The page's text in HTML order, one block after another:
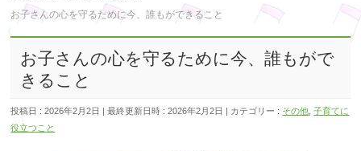
お子さんの心を守るために今、誰もができること
お子さんの心を守るために今、誰もがで
きること
投稿日 : 2026年2月2日 最終更新日時 : 2026年2月2日 カテゴリー : その他 ,子育てに
役立つこと